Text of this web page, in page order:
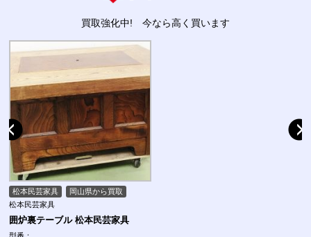
買取強化中! 今なら高く買います
松本民芸家具
岡山県から買取
松本民芸家具
囲炉裏テーブル 松本民芸家具